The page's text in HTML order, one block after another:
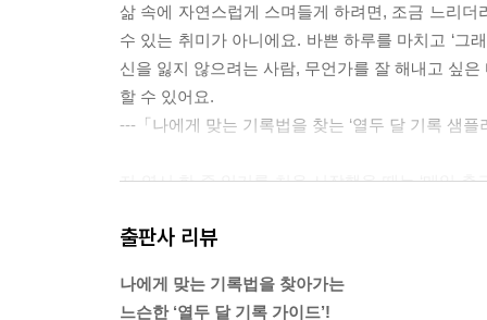
삶 속에 자연스럽게 스며들게 하려면, 조금 느리
수 있는 취미가 아니에요. 바쁜 하루를 마치고 ‘그
신을 잃지 않으려는 사람, 무언가를 잘 해내고 싶
할 수 있어요.
---「나에게 맞는 기록법을 찾는 ‘열두 달 기록 샘플
저 역시 한 줄 일기를 처음 시작했을 때는 ‘매일
오늘 입은 옷, 먹은 음식, 들은 음악, 지나친 풍경,
지 않지만, 기록이라는 방식으로 시각화하면 비로
출판사 리뷰
나에게 맞는 기록법을 찾아가는
느슨한 ‘열두 달 기록 가이드’!